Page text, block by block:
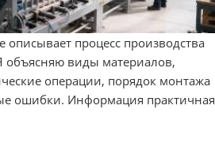
описывает процесс производства
объясняю виды материалов,
операции, порядок монтажа
ошибки. Информация практичная